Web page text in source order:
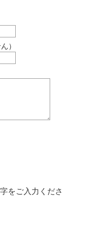
）
をご入力くださ